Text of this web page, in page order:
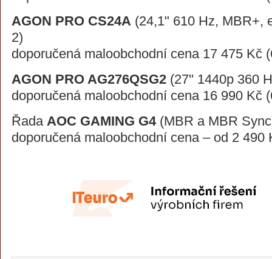
AGON PRO CS24A (24,1" 610 Hz, MBR+,
2)
doporučená maloobchodní cena 17 475 Kč
AGON PRO AG276QSG2 (27" 1440p 360
doporučená maloobchodní cena 16 990 Kč
Řada AOC GAMING G4(MBR a MBR
doporučená maloobchodní cena – od 2 490